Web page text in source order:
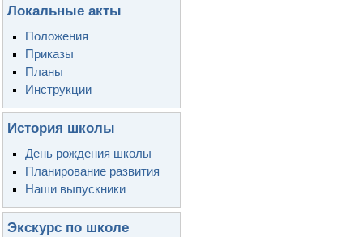
Локальные акты
Положения
Приказы
Планы
Инструкции
История школы
День рождения школы
Планирование развития
Наши выпускники
Экскурс по школе